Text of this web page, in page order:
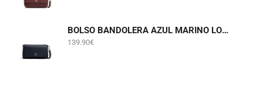
BOLSO BANDOLERA AZUL MARINO LOGOTIPADO TOMMY HILFIGER AW0AW18997
139.90€